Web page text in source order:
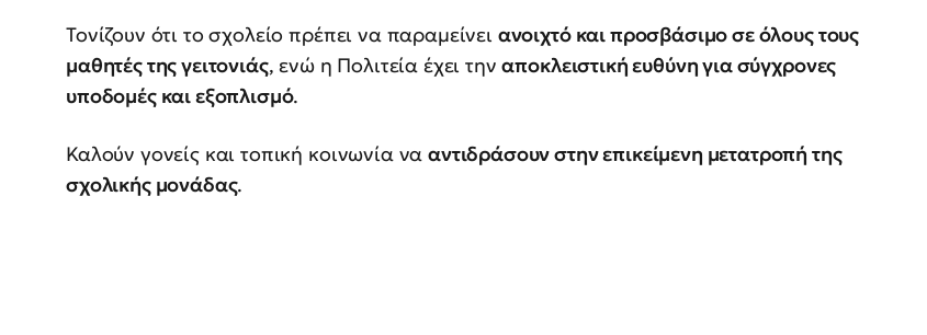
Τονίζουν ότι το σχολείο πρέπει να παραμείνει ανοιχτό και προσβάσιμο σε όλους τους
μαθητές της γειτονιάς, ενώ η Πολιτεία έχει τηναποκλειστική ευθύνη για σύγχρονες
υποδομές και εξοπλισμό.
Καλούν γονείς και τοπική κοινωνία νααντιδράσουν στην επικείμενη μετατροπή της
σχολικής μονάδας.